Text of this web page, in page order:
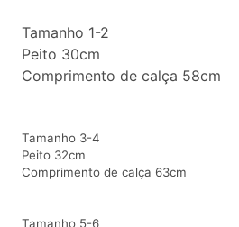
Tamanho 1-2
Peito 30cm
Comprimento de calça 58cm
Tamanho 3-4
Peito 32cm
Comprimento de calça 63cm
Tamanho 5-6